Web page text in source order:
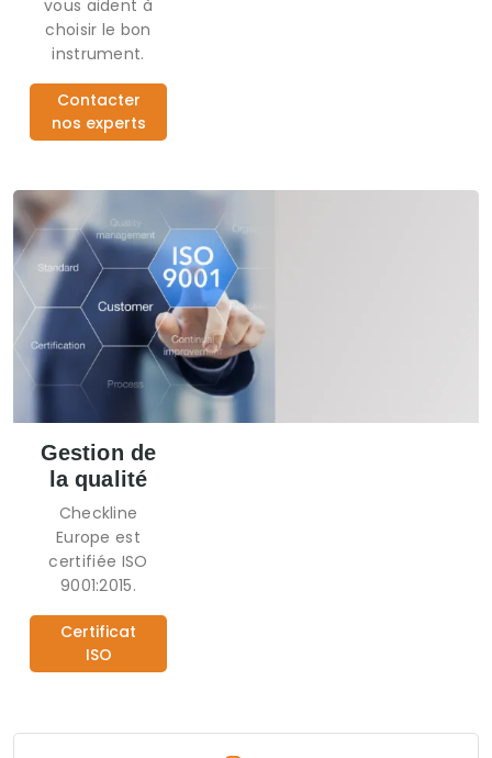
vous aident à
choisir le bon
instrument.
Contacter
nos experts
Gestion de
la qualité
Checkline
Europe est
certifiée ISO
9001:2015.
Certificat
ISO